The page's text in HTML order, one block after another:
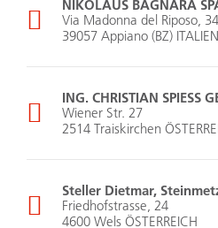
NIKOLAUS BAGNARA
Via Madonna del Riposo, 34
39057 Appiano (BZ) ITALIEN
ING. CHRISTIAN SPIESS
Wiener Str. 27
2514 Traiskirchen
Steller Dietmar,
Friedhofstrasse, 24
4600 Wels ÖSTERREICH